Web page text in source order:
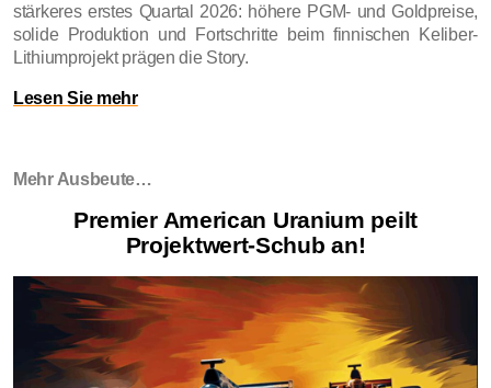
stärkeres erstes Quartal 2026: höhere PGM- und Goldpreise,
solide Produktion und Fortschritte beim finnischen Keliber-
Lithiumprojekt prägen die Story.
Lesen Sie mehr
Mehr Ausbeute…
Premier American Uranium peilt
Projektwert-Schub an!